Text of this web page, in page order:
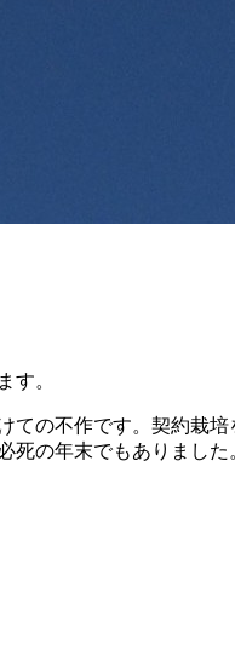
す。
ての不作です。契約栽
の年末でもありました